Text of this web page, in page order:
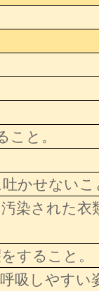
こと。
かせないこ
染された衣
すること。
吸しやすい